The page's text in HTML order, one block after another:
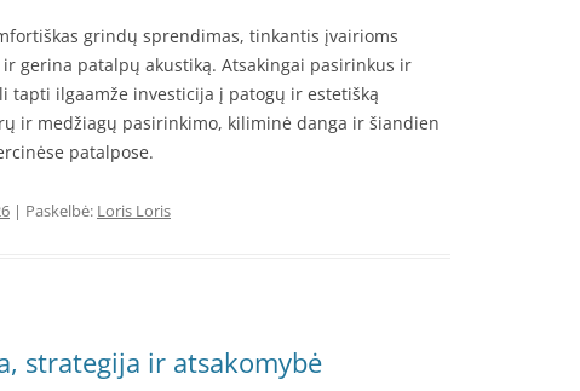
grindų sprendimas, tinkantis įvairioms
gerina patalpų akustiką. Atsakingai pasirinkus ir
ilgaamže investicija į patogų ir estetišką
ir medžiagų pasirinkimo, kiliminė danga ir šiandien
patalpose.
| Paskelbė: Loris Loris
strategija ir atsakomybė